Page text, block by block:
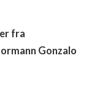
fra
Gonzalo